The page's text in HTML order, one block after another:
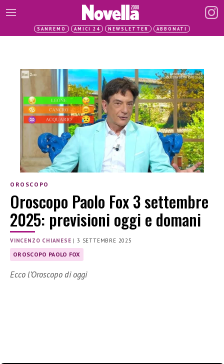
SANREMO AMICI 24 NEWSLETTER ABBONATI
OROSCOPO
Oroscopo Paolo Fox 3 settembre
2025: previsioni oggi e domani
VINCENZO CHIANESE |3 SETTEMBRE 2025
OROSCOPO PAOLO FOX
Ecco l’Oroscopo di oggi